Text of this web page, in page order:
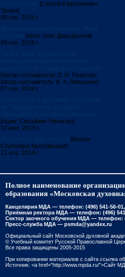
[Сергей Ефроимович
Эрлих]
09 сен. 2016 г.
[прот. Олег Давыденков]
09 сен. 2016 г.
[Автор-составитель: О. И. Павлова;
Автор-составитель: В. А. Левушкин]
07 сен. 2016 г.
[сщмч. Серафим (Чичагов)]
10 мая. 2016 г.
[Мария
Сергеевна Красовицкая]
21 апр. 2016 г.
Полное наименование
образования «Московская
Канцелярия МДА — телефон: (496) 541-56-
Приёмная ректора МДА — телефон: (496)
Сектор заочного обучения МДА — телефон:
Пресс-служба МДА — psmda@yandex.ru
Официальный сайт Московской духовной
© Учебный комитет Русской Православной
Все права защищены 2005-2015
При копировании материалов с сайта ссылка
Источник: <a href="http://www.mpda.ru/">Сайт